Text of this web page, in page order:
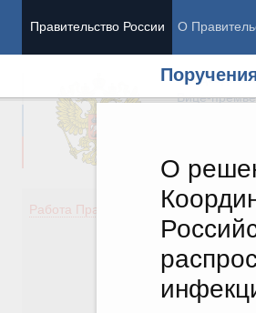
Правительство России О
О
Вице-
Работа Правительства